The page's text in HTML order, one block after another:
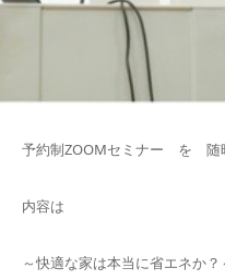
予約制ZOOMセミナー を 随
内容は
～快適な家は本当に省エネか